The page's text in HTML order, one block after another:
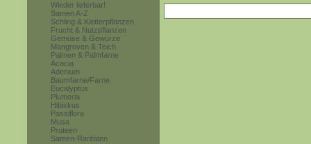
Wieder lieferbar!
Samen A-Z
Schling & Kletterpflanzen
Frucht & Nutzpflanzen
Gemüse & Gewürze
Mangroven & Teich
Palmen & Palmfarne
Acacia
Adenium
Baumfarne/Farne
Eucalyptus
Plumeria
Hibiskus
Passiflora
Musa
Proteen
Samen-Raritäten